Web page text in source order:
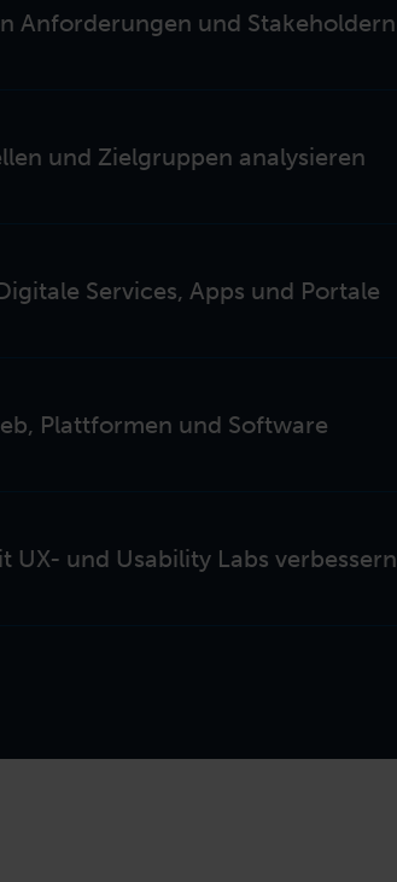
Anforderungen und Stakeholdern
und Zielgruppen analysieren
Services, Apps und Portale
Plattformen und Software
UX- und Usability Labs verbessern